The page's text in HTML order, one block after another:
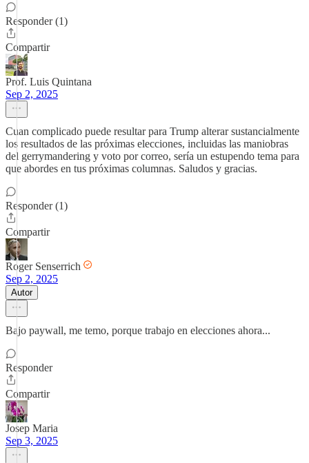
Responder (1)
Compartir
Prof. Luis Quintana
Sep 2, 2025
Cuan complicado puede resultar para Trump alterar sustancialmente
los resultados de las próximas elecciones, incluidas las maniobras
del gerrymandering y voto por correo, sería un estupendo tema para
que abordes en tus próximas columnas. Saludos y gracias.
Responder (1)
Compartir
Roger Senserrich
Sep 2, 2025
Autor
Bajo paywall, me temo, porque trabajo en elecciones ahora...
Responder
Compartir
Josep Maria
Sep 3, 2025